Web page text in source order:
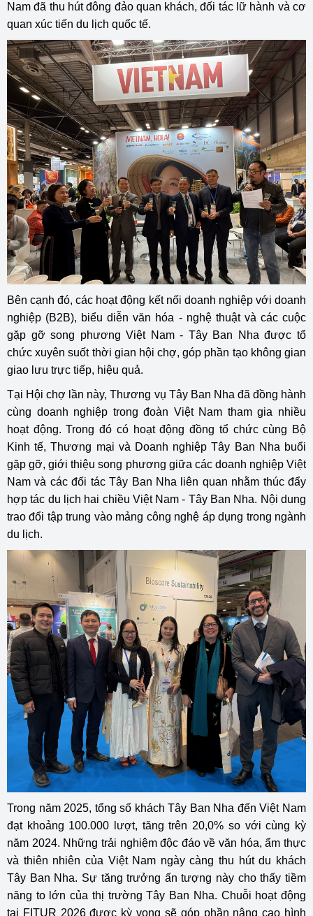
Nam đã thu hút đông đảo quan khách, đối tác lữ hành và cơ
quan xúc tiến du lịch quốc tế.
Bên cạnh đó, các hoạt động kết nối doanh nghiệp với doanh
nghiệp (B2B), biểu diễn văn hóa - nghệ thuật và các cuộc
gặp gỡ song phương Việt Nam - Tây Ban Nha được tổ
chức xuyên suốt thời gian hội chợ, góp phần tạo không gian
giao lưu trực tiếp, hiệu quả.
Tại Hội chợ lần này, Thương vụ Tây Ban Nha đã đồng hành
cùng doanh nghiệp trong đoàn Việt Nam tham gia nhiều
hoạt động. Trong đó có hoạt động đồng tổ chức cùng Bộ
Kinh tế, Thương mại và Doanh nghiệp Tây Ban Nha buổi
gặp gỡ, giới thiệu song phương giữa các doanh nghiệp Việt
Nam và các đối tác Tây Ban Nha liên quan nhằm thúc đẩy
hợp tác du lịch hai chiều Việt Nam - Tây Ban Nha. Nội dung
trao đổi tập trung vào mảng công nghệ áp dụng trong ngành
du lịch.
Trong năm 2025, tổng số khách Tây Ban Nha đến Việt Nam
đạt khoảng 100.000 lượt, tăng trên 20,0% so với cùng kỳ
năm 2024. Những trải nghiệm độc đáo về văn hóa, ẩm thực
và thiên nhiên của Việt Nam ngày càng thu hút du khách
Tây Ban Nha. Sự tăng trưởng ấn tượng này cho thấy tiềm
năng to lớn của thị trường Tây Ban Nha. Chuỗi hoạt động
tại FITUR 2026 được kỳ vọng sẽ góp phần nâng cao hình